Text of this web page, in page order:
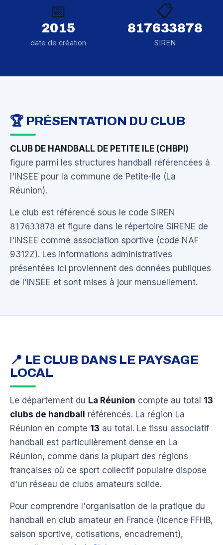
📅
2015
date de création
📋
817633878
SIREN
🏆 PRÉSENTATION DU CLUB
CLUB DE HANDBALL DE PETITE ILE (CHBPI)
figure parmi les structures handball référencées à
l'INSEE pour la commune de Petite-Ile (La
Réunion).
Le club est référencé sous le code SIREN
817633878 et figure dans le répertoire SIRENE de
l'INSEE comme association sportive (code NAF
9312Z). Les informations administratives
présentées ici proviennent des données publiques
de l'INSEE et sont mises à jour mensuellement.
📍 LE CLUB DANS LE PAYSAGE
LOCAL
Le département du La Réunion compte au total 13
clubs de handball
référencés. La région La
Réunion en compte 13 au total. Le tissu associatif
handball est particulièrement dense en La
Réunion, comme dans la plupart des régions
françaises où ce sport collectif populaire dispose
d'un réseau de clubs amateurs solide.
Pour comprendre l'organisation de la pratique du
handball en club amateur en France (licence FFHB,
saison sportive, cotisations, encadrement),